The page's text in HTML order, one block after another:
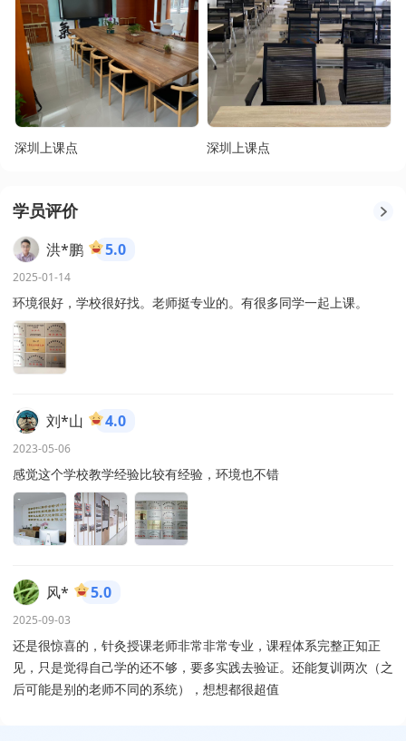
深圳上课点 深圳上课点
学员评价
洪*鹏 5.0
2025-01-14
环境很好，学校很好找。老师挺专业的。有很多同学一起上课。
刘*山 4.0
2023-05-06
感觉这个学校教学经验比较有经验，环境也不错
风* 5.0
2025-09-03
还是很惊喜的，针灸授课老师非常非常专业，课程体系完整正知正
见，只是觉得自己学的还不够，要多实践去验证。还能复训两次（之
后可能是别的老师不同的系统），想想都很超值